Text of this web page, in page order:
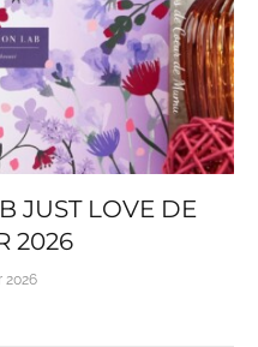
JUST LOVE DE
2026
2026